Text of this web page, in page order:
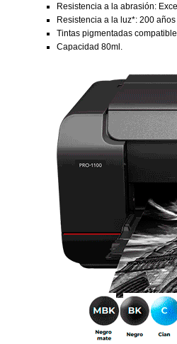
Resistencia a la abrasión:
Resistencia a la luz*: 200 años
Tintas pigmentadas
Capacidad 80ml.